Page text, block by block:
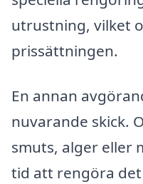
utrustning, vilket
prissättningen.
En annan
nuvarande skick.
smuts, alger eller
tid att rengöra